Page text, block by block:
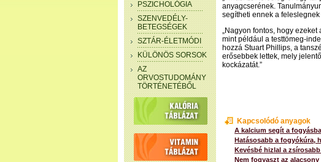
PSZICHOLÓGIA
SZENVEDÉLY-
BETEGSÉGEK
SZTÁR-ÉLETMÓDI
KÜLÖNÖS SORSOK
AZ
ORVOSTUDOMÁNY
TÖRTÉNETÉBŐL
anyagcserének.
segítheti ennek a
„Nagyon fontos, hogy
mint például a testtömeg-
hozzá Stuart Phillips, a
erősebbek lettek, mely
kockázatát.”
Kapcsolódó anyagok
A kalcium segít a
Hatásosabb a fogyókúra,
Kevésbé hizlal a
Nem fogyaszt az